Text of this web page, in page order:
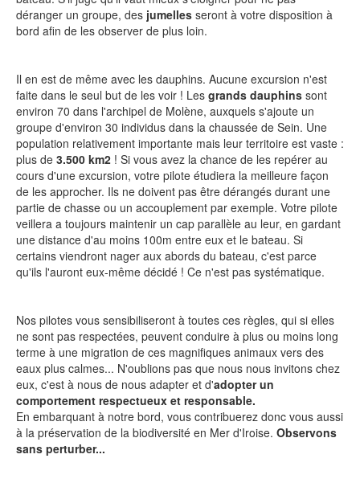
déranger un groupe, des jumelles seront à votre disposition à
bord afin de les observer de plus loin.
Il en est de même avec les dauphins. Aucune excursion n'est
faite dans le seul but de les voir ! Les grands dauphins sont
environ 70 dans l'archipel de Molène, auxquels s'ajoute un
groupe d'environ 30 individus dans la chaussée de Sein. Une
population relativement importante mais leur territoire est vaste :
plus de 3.500 km2 ! Si vous avez la chance de les repérer au
cours d'une excursion, votre pilote étudiera la meilleure façon
de les approcher. Ils ne doivent pas être dérangés durant une
partie de chasse ou un accouplement par exemple. Votre pilote
veillera a toujours maintenir un cap parallèle au leur, en gardant
une distance d'au moins 100m entre eux et le bateau. Si
certains viendront nager aux abords du bateau, c'est parce
qu'ils l'auront eux-même décidé ! Ce n'est pas systématique.
Nos pilotes vous sensibiliseront à toutes ces règles, qui si elles
ne sont pas respectées, peuvent conduire à plus ou moins long
terme à une migration de ces magnifiques animaux vers des
eaux plus calmes... N'oublions pas que nous nous invitons chez
eux, c'est à nous de nous adapter et d'adopter un
comportement respectueux et responsable.
En embarquant à notre bord, vous contribuerez donc vous aussi
à la préservation de la biodiversité en Mer d'Iroise. Observons
sans perturber...